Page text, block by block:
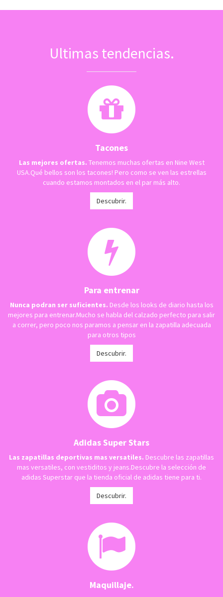
Ultimas tendencias.
Tacones
Las mejores ofertas. Tenemos muchas ofertas en Nine West
USA.Qué bellos son los tacones! Pero como se ven las estrellas
cuando estamos montados en el par más alto.
Descubrir.
Para entrenar
Nunca podran ser suficientes. Desde los looks de diario hasta los
mejores para entrenar.Mucho se habla del calzado perfecto para salir
a correr, pero poco nos paramos a pensar en la zapatilla adecuada
para otros tipos
Descubrir.
Adidas Super Stars
Las zapatillas deportivas mas versatiles. Descubre las zapatillas
mas versatiles, con vestiditos y jeans.Descubre la selección de
adidas Superstar que la tienda oficial de adidas tiene para ti.
Descubrir.
Maquillaje.